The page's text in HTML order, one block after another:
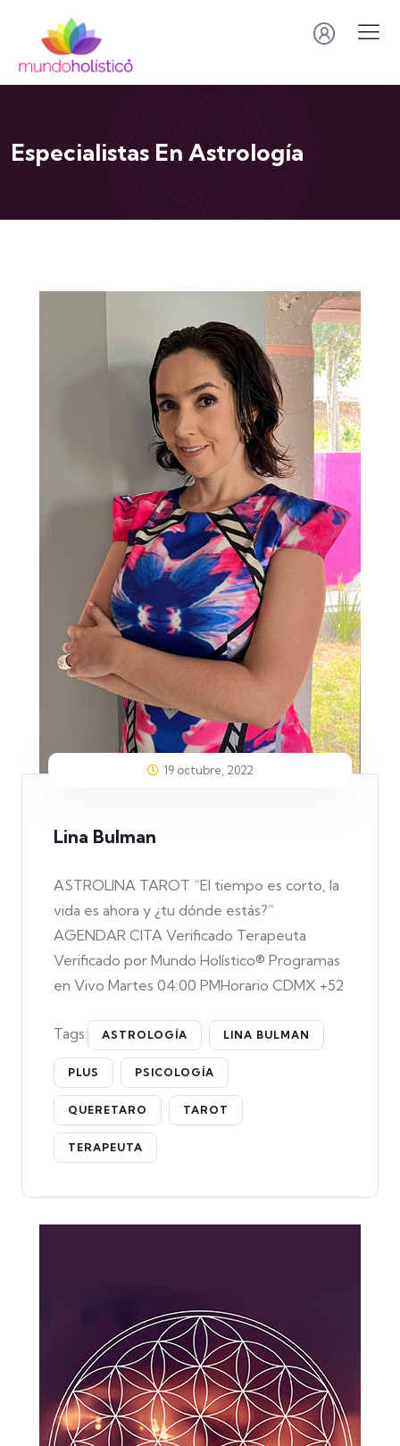
Especialistas En Astrología
19 octubre, 2022
Lina Bulman
ASTROLINA TAROT “El tiempo es corto, la
vida es ahora y ¿tu dónde estás?”
AGENDAR CITA Verificado Terapeuta
Verificado por Mundo Holístico® Programas
en Vivo Martes 04:00 PMHorario CDMX +52
Tags: ASTROLOGÍA LINA BULMAN
PLUS PSICOLOGÍA
QUERETARO TAROT
TERAPEUTA